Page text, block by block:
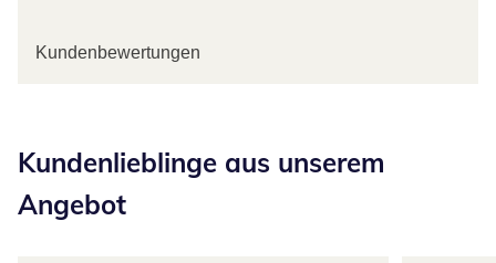
Kundenbewertungen
Kundenlieblinge aus unserem
Angebot